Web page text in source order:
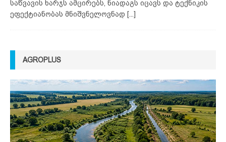
საწვავის ხარჯს ამცირებს, ნიადაგს იცავს და ტექნიკის
ეფექტიანობას მნიშვნელოვნად [...]
AGROPLUS